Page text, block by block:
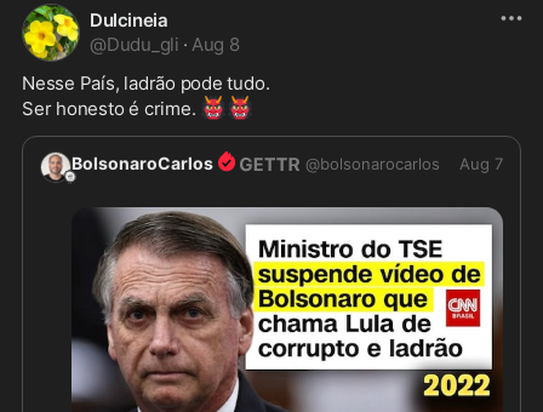
Dulcineia
@Dudu_gli · Aug 8
Nesse País, ladrão pode tudo.
Ser honesto é crime. 👹 👹
BolsonaroCarlos @bolsonarocarlos Aug 7